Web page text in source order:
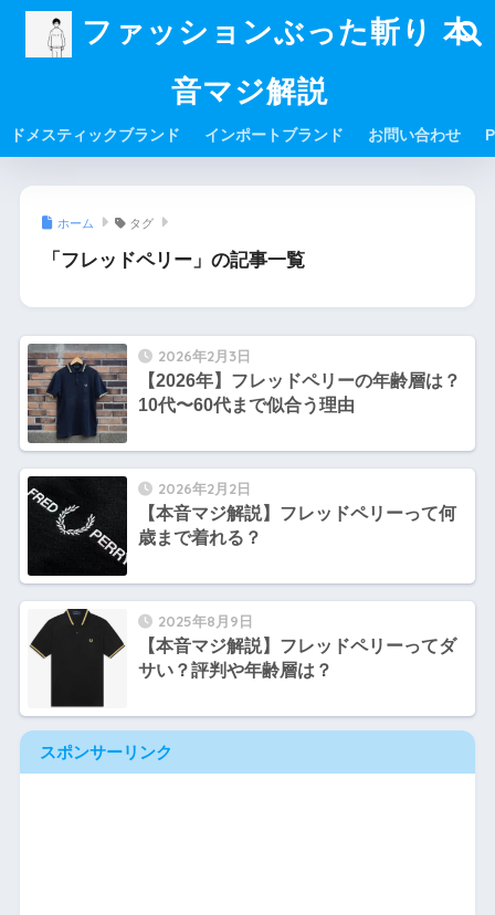
ファッションぶった斬り 本
音マジ解説
ドメスティックブランド インポートブランド お問い合わせ
ホーム タグ
「フレッドペリー」の記事一覧
2026年2月3日
【2026年】フレッドペリーの年齢層は？
10代〜60代まで似合う理由
2026年2月2日
【本音マジ解説】フレッドペリーって何
歳まで着れる？
2025年8月9日
【本音マジ解説】フレッドペリーってダ
サい？評判や年齢層は？
スポンサーリンク